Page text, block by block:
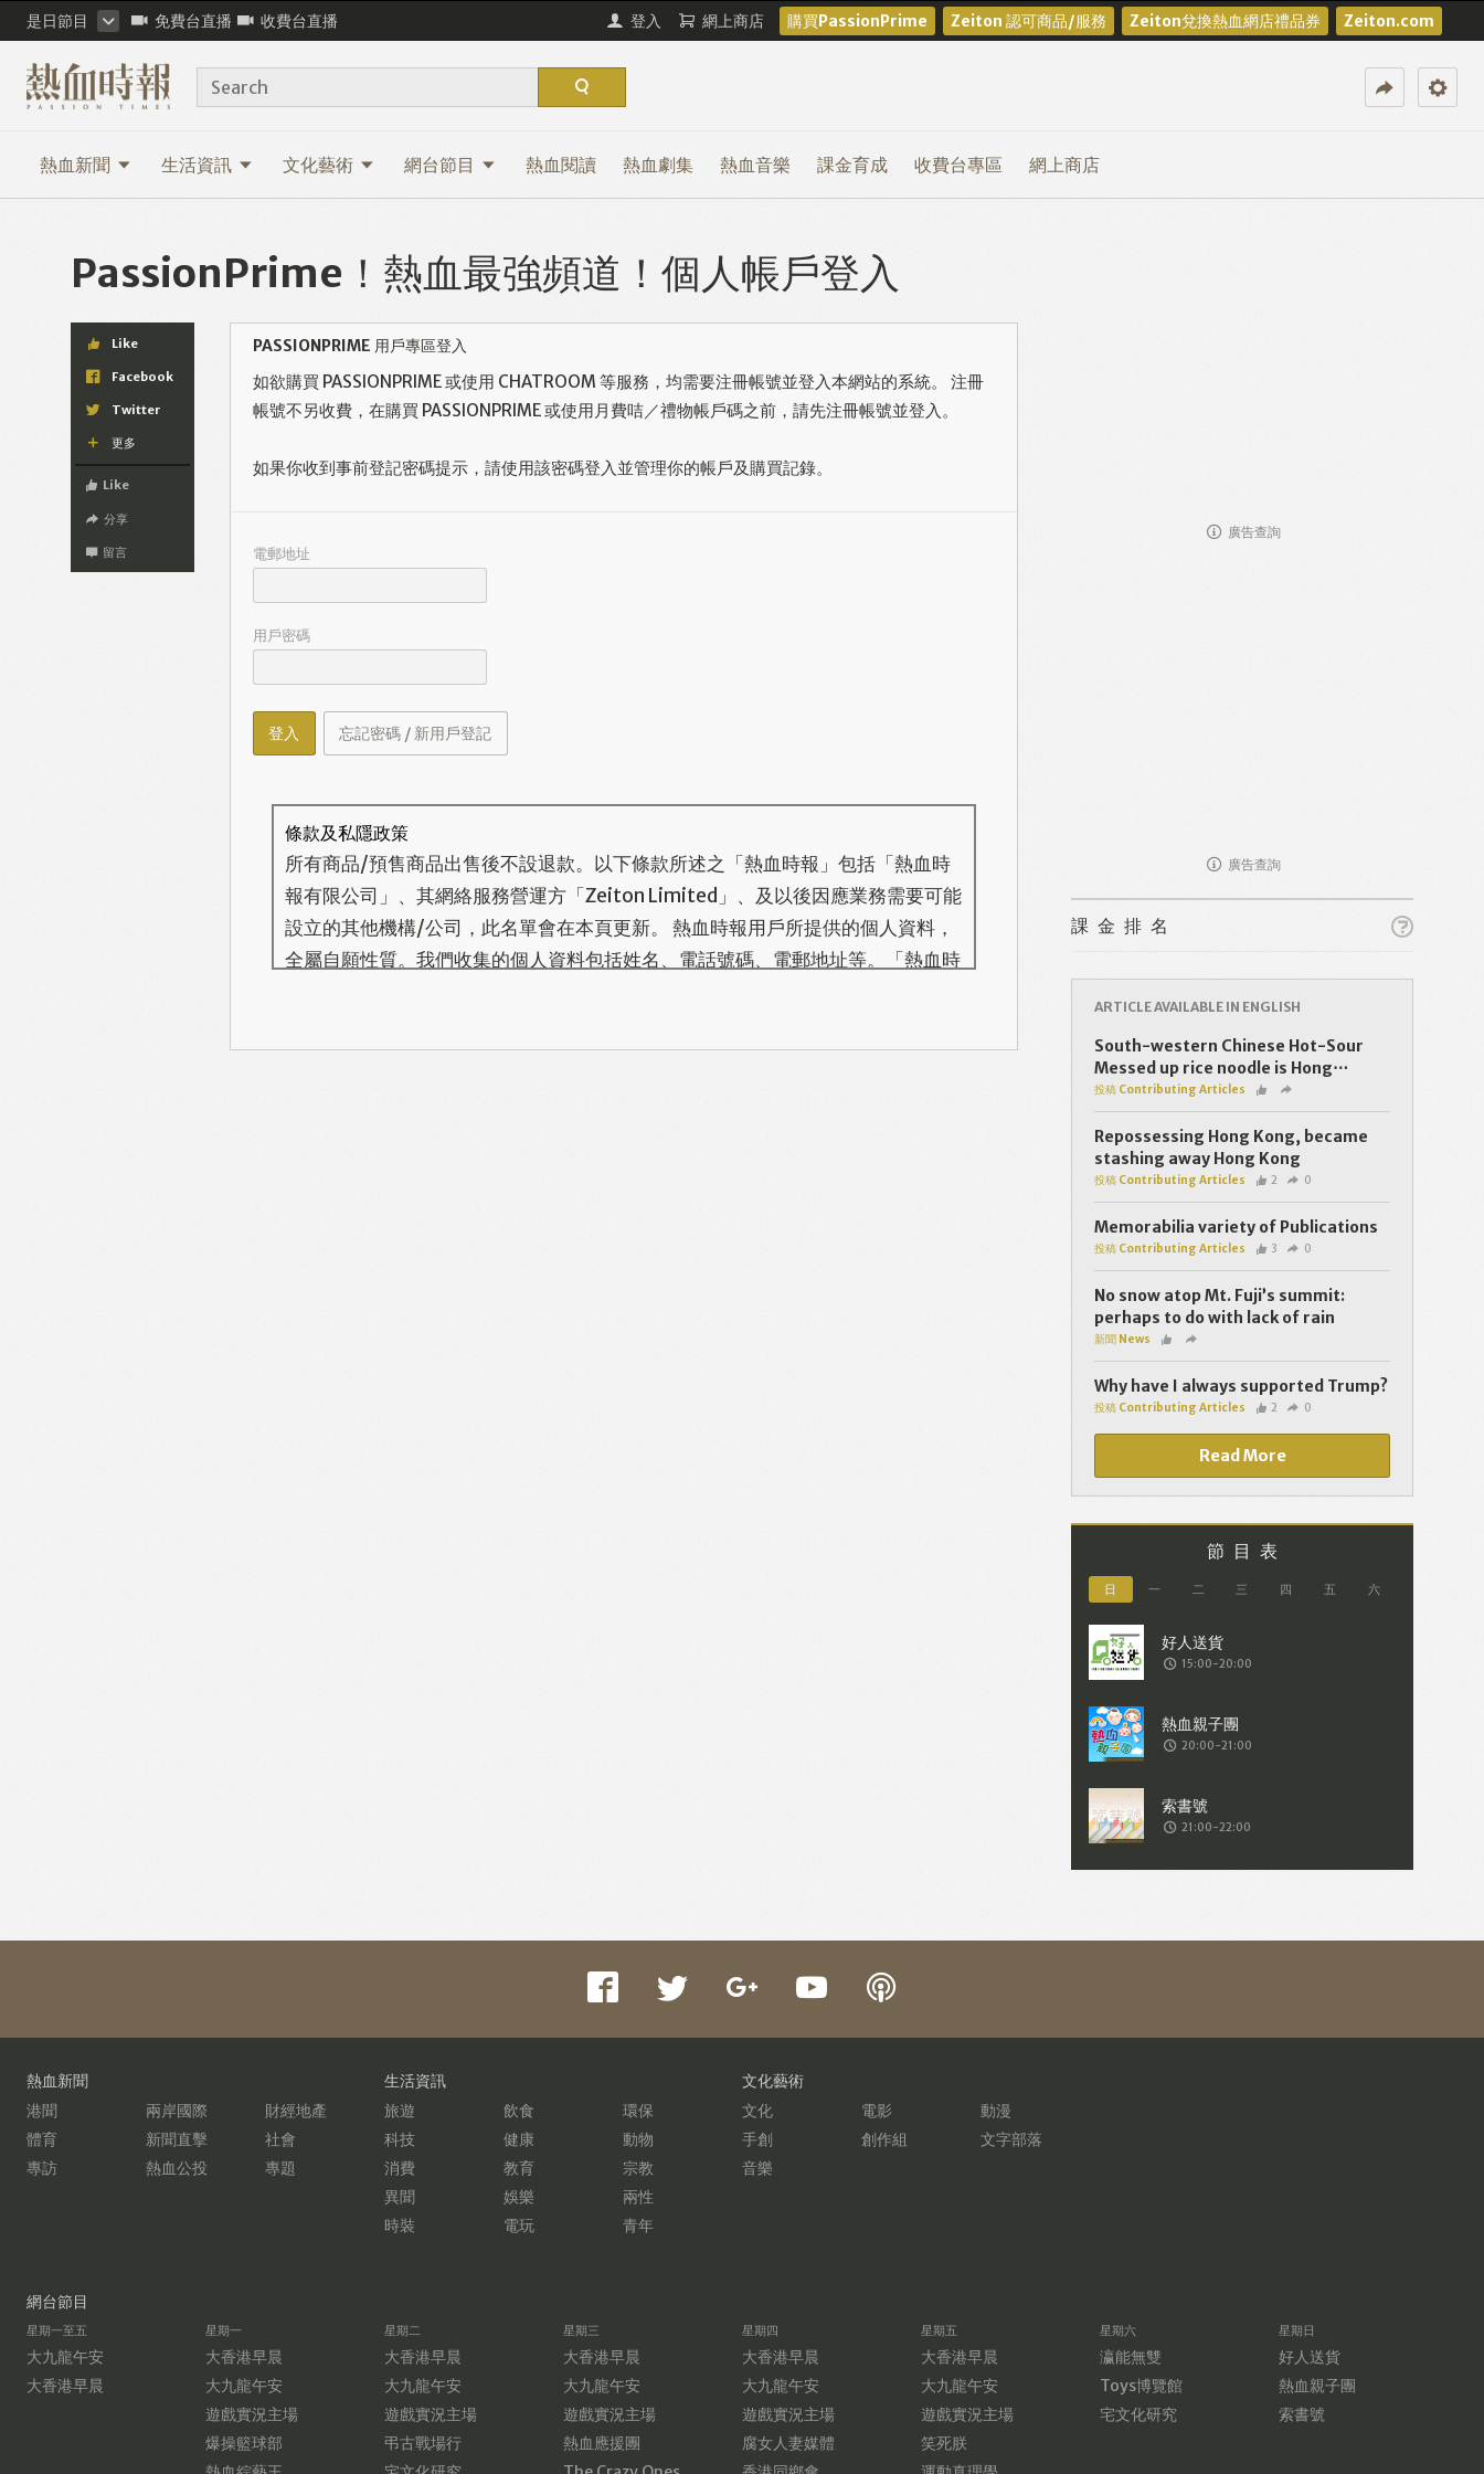
是日節目 免費台直播 收費台直播 登入 網上商店 購買PassionPrime Zeiton 認可商品/服務 Zeiton兌換熱血網店禮品券 Zeiton.com
熱血新聞 生活資訊 文化藝術 網台節目 熱血閱讀 熱血劇集 熱血音樂 課金育成 收費台專區 網上商店
Search
PassionPrime！熱血最強頻道！個人帳戶登入
Like
Facebook
Twitter
更多
Like
分享
留言
PASSIONPRIME 用戶專區登入
如欲購買 PASSIONPRIME 或使用 CHATROOM 等服務，均需要注冊帳號並登入本網站的系統。 注冊
帳號不另收費，在購買 PASSIONPRIME 或使用月費咭／禮物帳戶碼之前，請先注冊帳號並登入。
如果你收到事前登記密碼提示，請使用該密碼登入並管理你的帳戶及購買記錄。
電郵地址
用戶密碼
登入 忘記密碼 / 新用戶登記
條款及私隱政策
所有商品/預售商品出售後不設退款。以下條款所述之「熱血時報」包括「熱血時
報有限公司」、其網絡服務營運方「Zeiton Limited」、及以後因應業務需要可能
設立的其他機構/公司，此名單會在本頁更新。 熱血時報用戶所提供的個人資料，
全屬自願性質。我們收集的個人資料包括姓名、電話號碼、電郵地址等。「熱血時
內容之增減，恕不另行通知。 熱血時報可以將你的個人資料與從商業夥伴或其他
廣告查詢
廣告查詢
課金排名
ARTICLE AVAILABLE IN ENGLISH
South-western Chinese Hot-Sour
Messed up rice noodle is Hong⋯
投稿 Contributing Articles
Repossessing Hong Kong, became
stashing away Hong Kong
投稿 Contributing Articles 2 0
Memorabilia variety of Publications
投稿 Contributing Articles 3 0
No snow atop Mt. Fuji’s summit:
perhaps to do with lack of rain
新聞 News
Why have I always supported Trump?
投稿 Contributing Articles 2 0
Read More
節目表
日 一 二 三 四 五 六
15:00-20:00
20:00-21:00
21:00-22:00
熱血新聞
港聞
兩岸國際
財經地產
體育
新聞直擊
社會
專訪
熱血公投 專題
生活資訊
旅遊
飲食
環保
科技
健康
動物
消費
教育
宗教
異聞
娛樂
兩性
時裝
電玩 青年
文化藝術
文化
電影
動漫
手創
創作組
文字部落
音樂
網台節目
星期一至五
大九龍午安
大香港早晨
星期一
大香港早晨
大九龍午安
遊戲實況主場
爆操籃球部
星期二
大香港早晨
大九龍午安
遊戲實況主場
弔古戰場行
星期三
大香港早晨
大九龍午安
遊戲實況主場
熱血應援團
星期四
大香港早晨
大九龍午安
遊戲實況主場
腐女人妻媒體
星期五
大香港早晨
大九龍午安
遊戲實況主場
笑死朕
星期六
瀛能無雙
Toys博覽館
宅文化研究
星期日
好人送貨
熱血親子團
索書號